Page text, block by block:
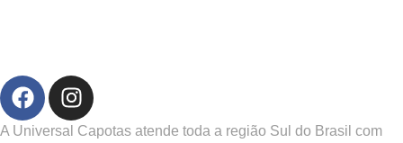
A Universal Capotas atende toda a região Sul do Brasil com